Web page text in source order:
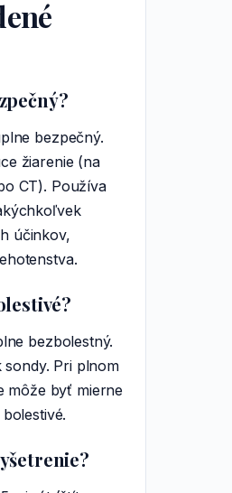
bezpečný.
žiarenie (na
CT). Používa
účinkov,
bezbolestný.
sondy. Pri plnom
môže byť mierne